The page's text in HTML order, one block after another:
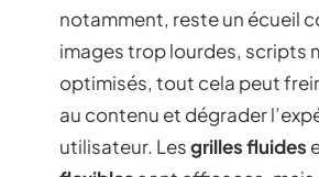
notamment, reste un écueil
images trop lourdes, scripts
optimisés, tout cela peut
au contenu et dégrader
utilisateur. Lesgrilles fluides